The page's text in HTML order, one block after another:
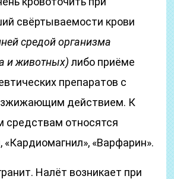
свёртываемости крови
средой организма
и животных) либо приёме
препаратов с
действием. К
средствам относятся
«Кардиомагнил», «Варфарин».
Налёт возникает при